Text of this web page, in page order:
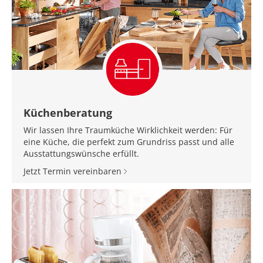
Küchenberatung
Wir lassen Ihre Traumküche Wirklichkeit werden: Für
eine Küche, die perfekt zum Grundriss passt und alle
Ausstattungswünsche erfüllt.
Jetzt Termin vereinbaren